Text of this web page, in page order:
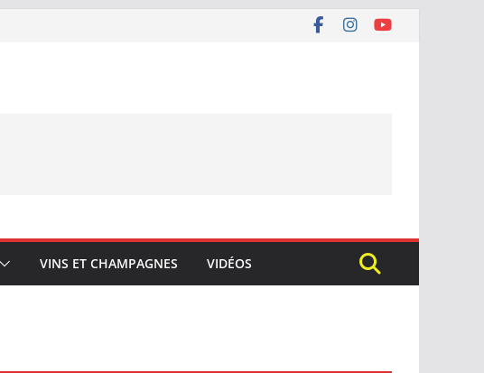
VINS ET CHAMPAGNES VIDÉOS